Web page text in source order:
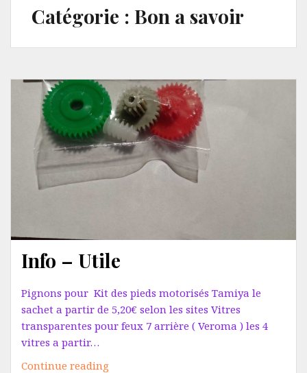
Catégorie : Bon a savoir
Info – Utile
Pignons pour Kit des pieds motorisés Tamiya le
sachet a partir de 5,20€ selon les sites Vitres
transparentes pour feux 7 arrière ( Veroma ) les 4
vitres a partir…
Continue reading